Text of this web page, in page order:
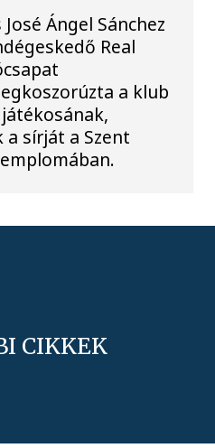
Ángel Sánchez
Real
a klub
a sírját a Szent
CIKKEK